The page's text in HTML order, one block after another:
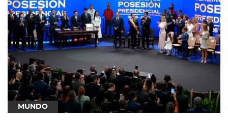
MUNDO